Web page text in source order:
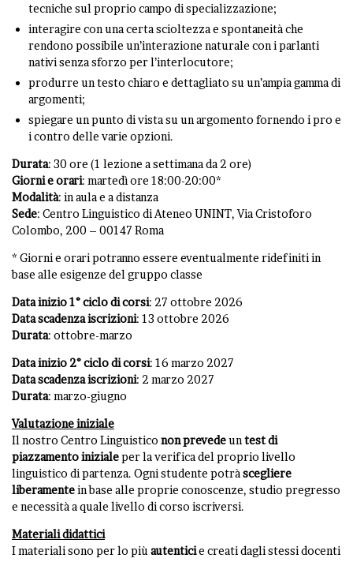
tecniche sul proprio campo di specializzazione;
interagire con una certa scioltezza e spontaneità che
rendono possibile un’interazione naturale con i parlanti
nativi senza sforzo per l’interlocutore;
produrre un testo chiaro e dettagliato su un’ampia gamma di
argomenti;
spiegare un punto di vista su un argomento fornendo i pro e
i contro delle varie opzioni.
Durata: 30 ore (1 lezione a settimana da 2 ore)
Giorni e orari: martedì ore 18:00-20:00*
Modalità: in aula e a distanza
Sede: Centro Linguistico di Ateneo UNINT, Via Cristoforo
Colombo, 200 – 00147 Roma
* Giorni e orari potranno essere eventualmente ridefiniti in
base alle esigenze del gruppo classe
Data inizio 1° ciclo di corsi: 27 ottobre 2026
Data scadenza iscrizioni: 13 ottobre 2026
Durata: ottobre-marzo
Data inizio 2° ciclo di corsi: 16 marzo 2027
Data scadenza iscrizioni: 2 marzo 2027
Durata: marzo-giugno
Valutazione iniziale
Il nostro Centro Linguistico nonprevedeuntest di
piazzamento inizialeper la verifica del proprio livello
linguistico di partenza. Ogni studente potràscegliere
liberamentein base alle proprie conoscenze, studio pregresso
e necessità a quale livello di corso iscriversi.
Materiali didattici
I materiali sono per lo più autenticie creati dagli stessi docenti